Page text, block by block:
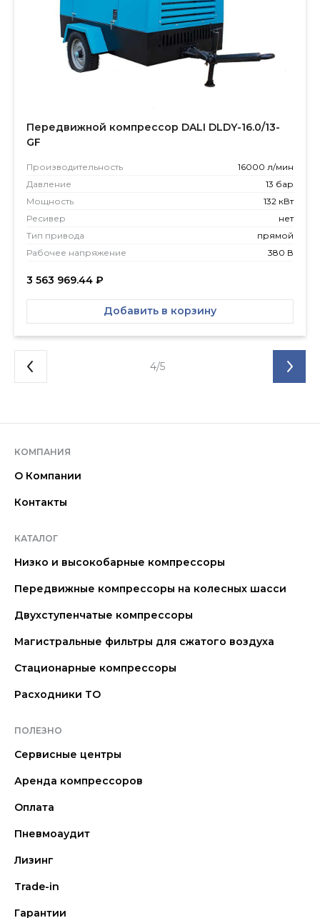
Передвижной компрессор DALI DLDY-16.0/13-
GF
Производитель­ность
16000 л/мин
Давление
13 бар
Мощность
132 кВт
Ресивер
нет
Тип привода
прямой
Рабочее напряжение
380 В
3 563 969.44 ₽
Добавить в корзину
4/5
КОМПАНИЯ
О Компании
Контакты
КАТАЛОГ
Низко и высокобарные компрессоры
Передвижные компрессоры на колесных шасси
Двухступенчатые компрессоры
Магистральные фильтры для сжатого воздуха
Стационарные компрессоры
Расходники ТО
ПОЛЕЗНО
Сервисные центры
Аренда компрессоров
Оплата
Пневмоаудит
Лизинг
Trade-in
Гарантии